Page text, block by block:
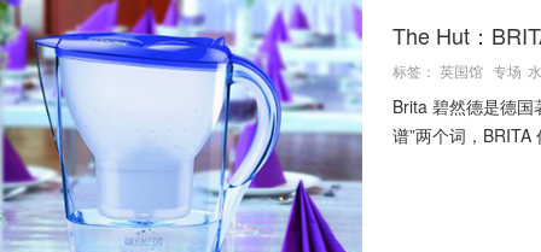
The Hut：
标签： 英国馆 专场
Brita 碧然德是德国
谱”两个词，